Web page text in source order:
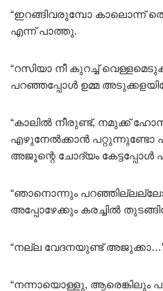
“ഇറങ്ങിവരുമ്പോ കാലൊന്ന്
എന്ന് പാത്തു.
“റസിയാ നീ കുറച്ച്
പറഞ്ഞപ്പോൾ ഉമ്മ
“കാലിൽ നീരുണ്ട്, നമുക്ക്
എഴുനേൽക്കാൻ പറ്റുന്നുണ്ടോ
അജൂന്റെ ചോദ്യം
“ഞാനൊന്നും
അപ്പോഴേക്കും കരച്ചിൽ
“നല്ല വേദനയുണ്ട്
“നന്നായൊള്ളു,